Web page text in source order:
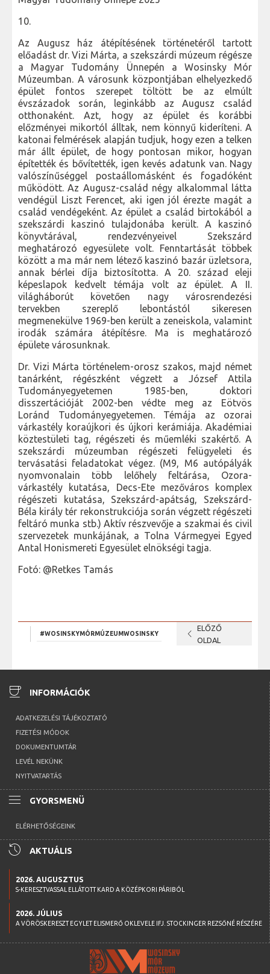
10.
Az Augusz ház átépítésének történetéről tartott
előadást dr. Vizi Márta, a szekszárdi múzeum régésze
a Magyar Tudomány Ünnepén a Wosinsky Mór
Múzeumban. A városunk központjában elhelyezkedő
épület fontos szerepet töltött be az elmúlt
évszázadok során, leginkább az Augusz család
otthonaként. Azt, hogy az épület és korábbi
előzményei mikortól álltak, nem könnyű kideríteni. A
katonai felmérések alapján tudjuk, hogy ezen a telken
már állt épület, de hogy pontosan mikor, hogyan
építették és bővítették, igen kevés adatunk van. Nagy
valószínűséggel postaállomásként és fogadóként
működött. Az Augusz-család négy alkalommal látta
vendégül Liszt Ferencet, aki igen jól érezte magát a
család vendégeként. Az épület a család birtokából a
szekszárdi kaszinó tulajdonába került. A kaszinó
könyvtárával, rendezvényeivel Szekszárd
meghatározó egyesülete volt. Fenntartását többek
között a ma már nem létező kaszinó bazár üzletsora,
annak bérlei díja biztosította. A 20. század eleji
képeslapok kedvelt témája volt az épület. A II.
világháborút követően nagy városrendezési
tervekben szereplő lebontástól sikeresen
megmenekülve 1969-ben került a zeneiskola, valamint
irodák számára átépítésre. Ma is meghatározó
épülete városunknak.
Dr. Vizi Márta történelem-orosz szakos, majd német
tanárként, régészként végzett a József Attila
Tudományegyetemen 1985-ben, doktori
disszertációját 2002-ben védte meg az Eötvös
Loránd Tudományegyetemen. Témája az ozorai
várkastély koraújkori és újkori kerámiája. Akadémiai
köztestületi tag, régészeti és műemléki szakértő. A
szekszárdi múzeumban régészeti felügyeleti és
tervásatási feladatokat végez. (M9, M6 autópályák
nyomvonalain több lelőhely feltárása, Ozora-
várkastély kutatása, Decs-Ete mezőváros komplex
régészeti kutatása, Szekszárd-apátság, Szekszárd-
Béla király tér rekonstrukciója során végzett régészeti
feltáró munka stb.) Aktív részvevője a szakmai és civil
szervezetek munkájának, a Tolna Vármegyei Egyed
Antal Honismereti Egyesület elnökségi tagja.
Fotó: @Retkes Tamás
#WOSINSKYMÓRMÚZEUMWOSINSKY chevron_left
ELŐZŐ
OLDAL
coffee INFORMÁCIÓK
ADATKEZELÉSI TÁJÉKOZTATÓ
FIZETÉSI MÓDOK
DOKUMENTUMTÁR
LEVÉL NEKÜNK
NYITVATARTÁS
menu GYORSMENÜ
ELÉRHETŐSÉGEINK
history AKTUÁLIS
2026. AUGUSZTUS
S-KERESZTVASSAL ELLÁTOTT KARD A KÖZÉPKORI PÁRIBÓL
2026. JÚLIUS
A VÖRÖSKERESZT EGYLET ELISMERŐ OKLEVELE IFJ. STOCKINGER REZSŐNÉ RÉSZÉRE